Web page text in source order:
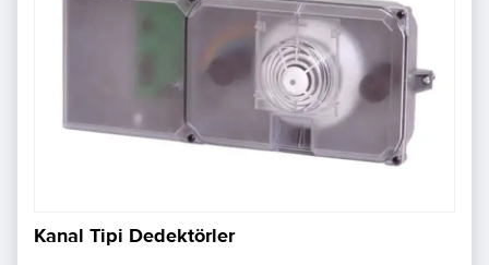
Kanal Tipi Dedektörler